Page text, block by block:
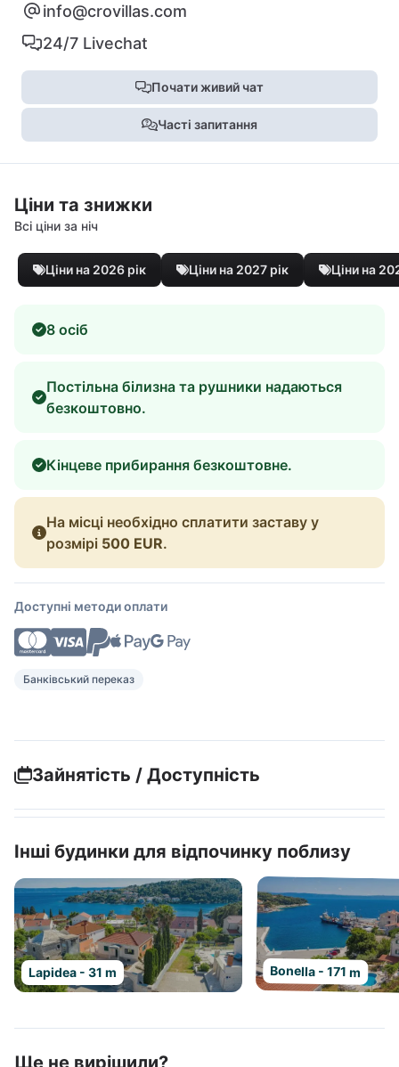
info@crovillas.com
24/7 Livechat
Почати живий чат
Часті запитання
Ціни та знижки
Всі ціни за ніч
Ціни на 2026 рік Ціни на 2027 рік Ціни на
8 осіб
Постільна білизна та рушники надаються
безкоштовно.
Кінцеве прибирання безкоштовне.
На місці необхідно сплатити заставу у
розмірі 500 EUR.
Доступні методи оплати
Банківський переказ
Зайнятість / Доступність
Інші будинки для відпочинку поблизу
Lapidea - 31 m Bonella - 171 m
Ще не вирішили?